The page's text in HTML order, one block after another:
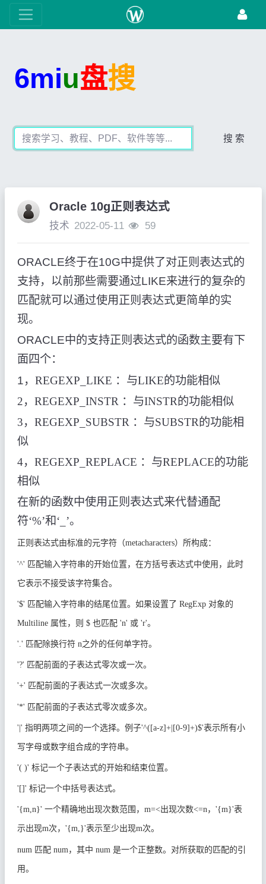
6miu盘搜
搜 索
Oracle 10g正则表达式
技术 2022-05-11 59
ORACLE终于在10G中提供了对正则表达式的
支持，以前那些需要通过LIKE来进行的复杂的
匹配就可以通过使用正则表达式更简单的实
现。
ORACLE中的支持正则表达式的函数主要有下
面四个：
1， REGEXP_LIKE ：与LIKE的功能相似
2， REGEXP_INSTR ：与INSTR的功能相似
3， REGEXP_SUBSTR ：与SUBSTR的功能相
似
4， REGEXP_REPLACE ：与REPLACE的功能
相似
在新的函数中使用正则表达式来代替通配
符‘%’和‘ ’。
正则表达式由标准的元字符（metacharacters）所构成：
'^' 匹配输入字符串的开始位置，在方括号表达式中使用，此时
它表示不接受该字符集合。
'$' 匹配输入字符串的结尾位置。如果设置了 RegExp 对象的
Multiline 属性，则 $ 也匹配 'n' 或 'r'。
'.' 匹配除换行符n之外的任何单字符。
'?' 匹配前面的子表达式零次或一次。
'+' 匹配前面的子表达式一次或多次。
'*' 匹配前面的子表达式零次或多次。
'|' 指明两项之间的一个选择。例子'^([a-z]+|[0-9]+)$'表示所有小
写字母或数字组合成的字符串。
'( )' 标记一个子表达式的开始和结束位置。
'[]' 标记一个中括号表达式。
'{m,n}' 一个精确地出现次数范围， m=<出现次数<=n， '{m}'表
示出现m次， '{m,}'表示至少出现m次。
num 匹配 num ，其中 num 是一个正整数。对所获取的匹配的引
用。